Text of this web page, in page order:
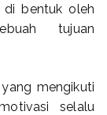
bentuk oleh
tujuan
mengikuti
selalu